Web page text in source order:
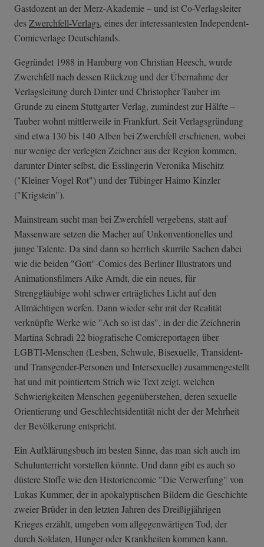
Gastdozent an der Merz-Akademie – und ist Co-Verlagsleiter
desZwerchfell-Verlags, eines der interessantesten Independent-
Comicverlage Deutschlands.
Gegründet 1988 in Hamburg von Christian Heesch, wurde
Zwerchfell nach dessen Rückzug und der Übernahme der
Verlagsleitung durch Dinter und Christopher Tauber im
Grunde zu einem Stuttgarter Verlag, zumindest zur Hälfte –
Tauber wohnt mittlerweile in Frankfurt. Seit Verlagsgründung
sind etwa 130 bis 140 Alben bei Zwerchfell erschienen, wobei
nur wenige der verlegten Zeichner aus der Region kommen,
darunter Dinter selbst, die Esslingerin Veronika Mischitz
("Kleiner Vogel Rot") und der Tübinger Haimo Kinzler
("Krigstein").
Mainstream sucht man bei Zwerchfell vergebens, statt auf
Massenware setzen die Macher auf Unkonventionelles und
junge Talente. Da sind dann so herrlich skurrile Sachen dabei
wie die beiden "Gott"-Comics des Berliner Illustrators und
Animationsfilmers Aike Arndt, die ein neues, für
Strenggläubige wohl schwer erträgliches Licht auf den
Allmächtigen werfen. Dann wieder sehr mit der Realität
verknüpfte Werke wie "Ach so ist das", in der die Zeichnerin
Martina Schradi 22 biografische Comicreportagen über
LGBTI-Menschen (Lesben, Schwule, Bisexuelle, Transident-
und Transgender-Personen und Intersexuelle) zusammengestellt
hat und mit pointiertem Strich wie Text zeigt, welchen
Schwierigkeiten Menschen gegenüberstehen, deren sexuelle
Orientierung und Geschlechtsidentität nicht der der Mehrheit
der Bevölkerung entspricht.
Ein Aufklärungsbuch im besten Sinne, das man sich auch im
Schulunterricht vorstellen könnte. Und dann gibt es auch so
düstere Stoffe wie den Historiencomic "Die Verwerfung" von
Lukas Kummer, der in apokalyptischen Bildern die Geschichte
zweier Brüder in den letzten Jahren des Dreißigjährigen
Krieges erzählt, umgeben vom allgegenwärtigen Tod, der
durch Soldaten, Hunger oder Krankheiten kommen kann.